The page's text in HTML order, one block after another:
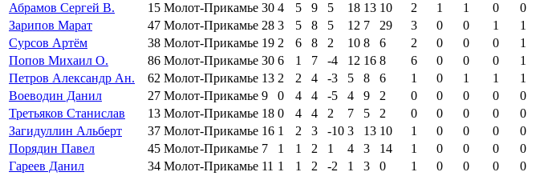
Абрамов Сергей В.
15 Молот-Прикамье 30 4 5 9 5 18 13 10 2 1 1 0 0
Зарипов Марат
47 Молот-Прикамье 28 3 5 8 5 12 7 29 3 0 0 1 1
Сурсов Артём
38 Молот-Прикамье 19 2 6 8 2 10 8 6 2 0 0 0 1
Попов Михаил О.
86 Молот-Прикамье 30 6 1 7 -4 12 16 8 6 0 0 0 1
Петров Александр Ан.
62 Молот-Прикамье 13 2 2 4 -3 5 8 6 1 0 1 1 1
Воеводин Данил
27 Молот-Прикамье 9 0 4 4 -5 4 9 2 0 0 0 0 0
Третьяков Станислав
13 Молот-Прикамье 18 0 4 4 2 7 5 2 0 0 0 0 0
Загидуллин Альберт
37 Молот-Прикамье 16 1 2 3 -10 3 13 10 1 0 0 0 0
Порядин Павел
45 Молот-Прикамье 7 1 1 2 1 4 3 14 1 0 0 0 0
Гареев Данил
34 Молот-Прикамье 11 1 1 2 -2 1 3 0 1 0 0 0 0